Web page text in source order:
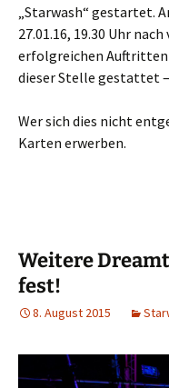
„Starwash“ gestartet.
27.01.16, 19.30 Uhr
erfolgreichen Auftritten
dieser Stelle gestattet
Wer sich dies nicht
Karten erwerben.
Weitere
fest!
8. August 2015